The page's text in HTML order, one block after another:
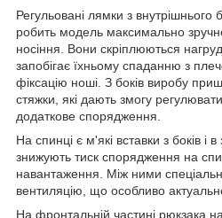
Регульовані лямки з
робить модель максимально
носіння. Вони скріплюються
запобігає їхньому спаданню з
фіксацію ноші. З боків виробу
стяжки, які дають змогу
додаткове спорядження.
На спинці є м'які вставки з боків і
знижують тиск спорядження на
навантаження. Між ними
вентиляцію, що особливо
На фронтальній частині рюкзака